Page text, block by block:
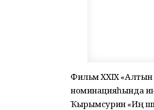
Фильм XXIX «Алтын
номинацияһында
Ҡырымсурин «Иң